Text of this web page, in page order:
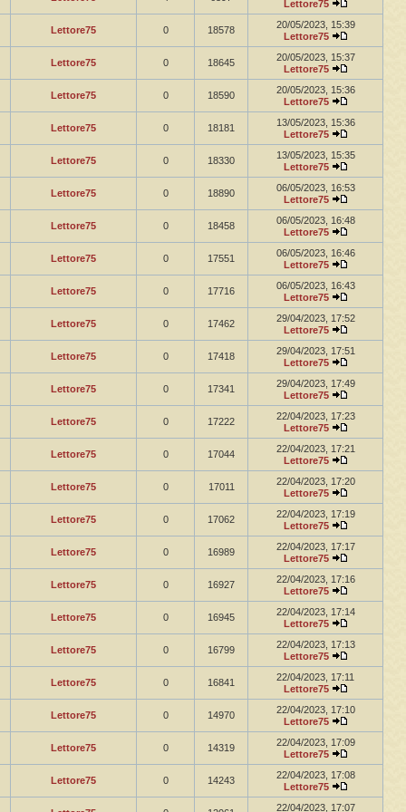
Lettore75
Lettore75 0 18578
20/05/2023, 15:39
Lettore75
Lettore75 0 18645
20/05/2023, 15:37
Lettore75
Lettore75 0 18590
20/05/2023, 15:36
Lettore75
Lettore75 0 18181
13/05/2023, 15:36
Lettore75
Lettore75 0 18330
13/05/2023, 15:35
Lettore75
Lettore75 0 18890
06/05/2023, 16:53
Lettore75
Lettore75 0 18458
06/05/2023, 16:48
Lettore75
Lettore75 0 17551
06/05/2023, 16:46
Lettore75
Lettore75 0 17716
06/05/2023, 16:43
Lettore75
Lettore75 0 17462
29/04/2023, 17:52
Lettore75
Lettore75 0 17418
29/04/2023, 17:51
Lettore75
Lettore75 0 17341
29/04/2023, 17:49
Lettore75
Lettore75 0 17222
22/04/2023, 17:23
Lettore75
Lettore75 0 17044
22/04/2023, 17:21
Lettore75
Lettore75 0 17011
22/04/2023, 17:20
Lettore75
Lettore75 0 17062
22/04/2023, 17:19
Lettore75
Lettore75 0 16989
22/04/2023, 17:17
Lettore75
Lettore75 0 16927
22/04/2023, 17:16
Lettore75
Lettore75 0 16945
22/04/2023, 17:14
Lettore75
Lettore75 0 16799
22/04/2023, 17:13
Lettore75
Lettore75 0 16841
22/04/2023, 17:11
Lettore75
Lettore75 0 14970
22/04/2023, 17:10
Lettore75
Lettore75 0 14319
22/04/2023, 17:09
Lettore75
Lettore75 0 14243
22/04/2023, 17:08
Lettore75
22/04/2023, 17:07